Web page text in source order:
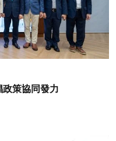
政策協同發力